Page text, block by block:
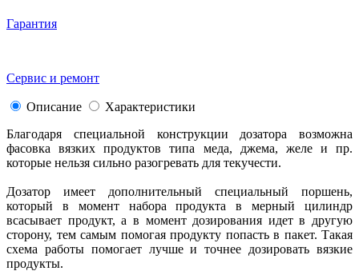
Гарантия
Сервис и ремонт
Описание
Характеристики
Благодаря специальной конструкции дозатора возможна
фасовка вязких продуктов типа меда, джема, желе и пр.
которые нельзя сильно разогревать для текучести.
Дозатор имеет дополнительный специальный поршень,
который в момент набора продукта в мерный цилиндр
всасывает продукт, а в момент дозирования идет в другую
сторону, тем самым помогая продукту попасть в пакет. Такая
схема работы помогает лучше и точнее дозировать вязкие
продукты.